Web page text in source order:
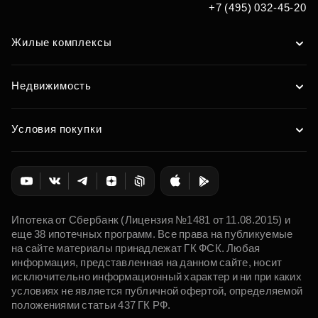
+7 (495) 032-45-20
Жилые комплексы
Недвижимость
Условия покупки
Ипотека от Сбербанк (Лицензия №1481 от 11.08.2015) и
еще 38 ипотечных программ. Все права на публикуемые
на сайте материалы принадлежат ГК ФСК. Любая
информация, представленная на данном сайте, носит
исключительно информационный характер и ни при каких
условиях не является публичной офертой, определяемой
положениями статьи 437 ГК РФ.